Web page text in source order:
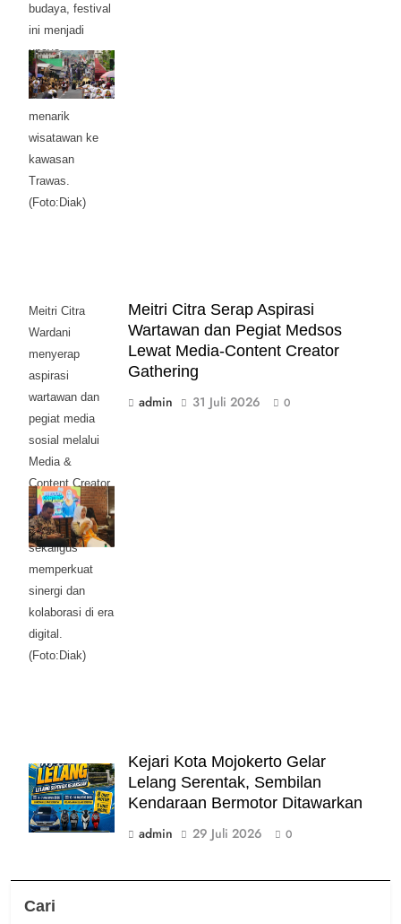
budaya, festival
ini menjadi
upaya
menggerakkan
UMKM dan
menarik
wisatawan ke
kawasan
Trawas.
(Foto:Diak)
Meitri Citra
Wardani
menyerap
aspirasi
wartawan dan
pegiat media
sosial melalui
Media &
Content Creator
Gathering
Mojokerto Raya,
sekaligus
memperkuat
sinergi dan
kolaborasi di era
digital.
(Foto:Diak)
Meitri Citra Serap Aspirasi
Wartawan dan Pegiat Medsos
Lewat Media-Content Creator
Gathering
admin
31 Juli 2026 0
Kejari Kota Mojokerto Gelar
Lelang Serentak, Sembilan
Kendaraan Bermotor Ditawarkan
admin
29 Juli 2026 0
Cari